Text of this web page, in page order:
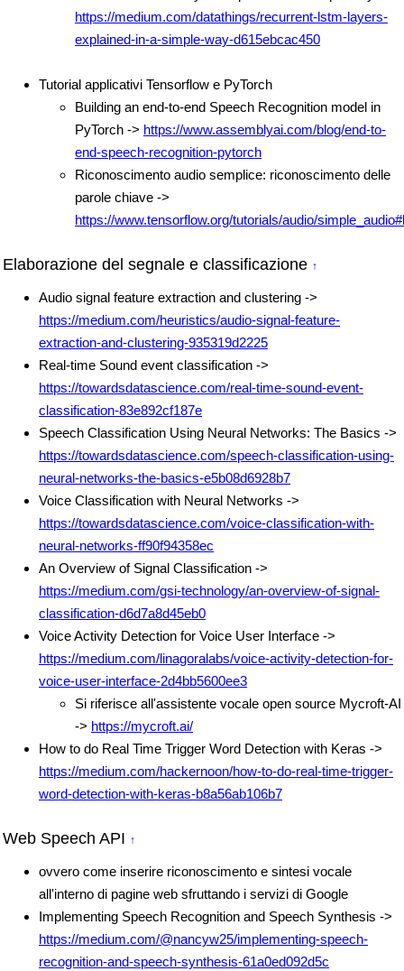
https://medium.com/datathings/recurrent-lstm-layers-
explained-in-a-simple-way-d615ebcac450
Tutorial applicativi Tensorflow e PyTorch
Building an end-to-end Speech Recognition model in
PyTorch -> https://www.assemblyai.com/blog/end-to-
end-speech-recognition-pytorch
Riconoscimento audio semplice: riconoscimento delle
parole chiave ->
https://www.tensorflow.org/tutorials/audio/
Elaborazione del segnale e classificazione ↑
Audio signal feature extraction and clustering ->
https://medium.com/heuristics/audio-signal-feature-
extraction-and-clustering-935319d2225
Real-time Sound event classification ->
https://towardsdatascience.com/real-time-sound-event-
classification-83e892cf187e
Speech Classification Using Neural Networks: The Basics ->
https://towardsdatascience.com/speech-classification-using-
neural-networks-the-basics-e5b08d6928b7
Voice Classification with Neural Networks ->
https://towardsdatascience.com/voice-classification-with-
neural-networks-ff90f94358ec
An Overview of Signal Classification ->
https://medium.com/gsi-technology/an-overview-of-signal-
classification-d6d7a8d45eb0
Voice Activity Detection for Voice User Interface ->
https://medium.com/linagoralabs/voice-activity-detection-for-
voice-user-interface-2d4bb5600ee3
Si riferisce all'assistente vocale open source Mycroft-AI
-> https://mycroft.ai/
How to do Real Time Trigger Word Detection with Keras ->
https://medium.com/hackernoon/how-to-do-real-time-trigger-
word-detection-with-keras-b8a56ab106b7
Web Speech API ↑
ovvero come inserire riconoscimento e sintesi vocale
all'interno di pagine web sfruttando i servizi di Google
Implementing Speech Recognition and Speech Synthesis ->
https://medium.com/@nancyw25/implementing-speech-
recognition-and-speech-synthesis-61a0ed092d5c